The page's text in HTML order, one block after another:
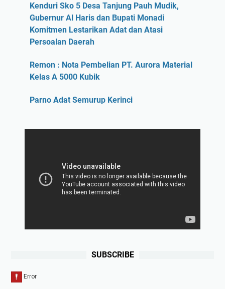
Kenduri Sko 5 Desa Tanjung Pauh Mudik,
Gubernur Al Haris dan Bupati Monadi
Komitmen Lestarikan Adat dan Atasi
Persoalan Daerah
Remon : Nota Pembelian PT. Aurora Material
Kelas A 5000 Kubik
Parno Adat Semurup Kerinci
SUBSCRIBE